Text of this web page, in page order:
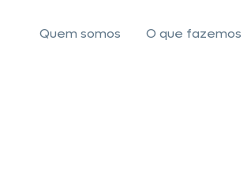
Quem somos O que fazemos